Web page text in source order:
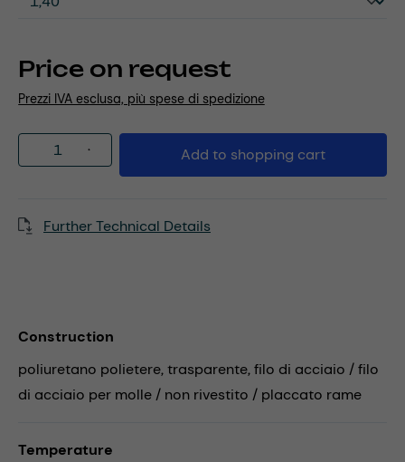
Price on request
Prezzi IVA esclusa, più spese di spedizione
Product Quantity: Enter the desired
Add to shopping cart
Further Technical Details
Construction
poliuretano polietere, trasparente, filo di acciaio / filo
di acciaio per molle / non rivestito / placcato rame
Temperature